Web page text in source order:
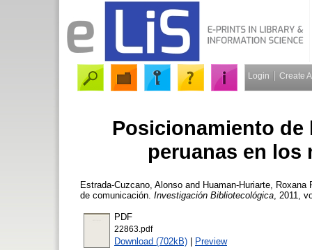
Login Create
Posicionamiento
peruanas en los
Estrada-Cuzcano, Alonso and Huaman-Huriarte, Roxana
de comunicación. Investigación Bibliotecológica , 2011,
PDF
22863.pdf
Download (702kB) | Preview